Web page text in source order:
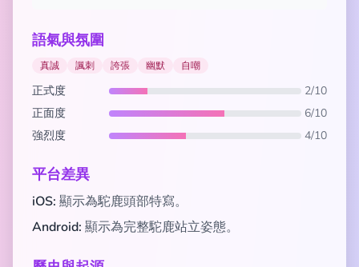
語氣與氛圍
真誠 諷刺 誇張 幽默 自嘲
正式度
2/10
正面度
6/10
強烈度
4/10
平台差異
iOS: 顯示為駝鹿頭部特寫。
Android: 顯示為完整駝鹿站立姿態。